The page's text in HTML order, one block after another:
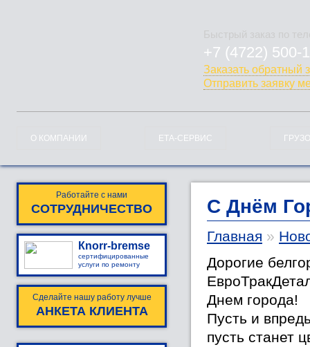
+7 (4722) 500-
778-128
Заказать обратный
Отправить заявку
О КОМПАНИИ ЕТА-СЕРВИС
Работайте с нами
СОТРУДНИЧЕСТВО
Кnorr-bremse
сертифицированные
услуги по ремонту
Сделайте нашу работу лучше
АНКЕТА КЛИЕНТА
С Днём
Главная »
Дорогие
Днем города!
Пусть и
пусть станет